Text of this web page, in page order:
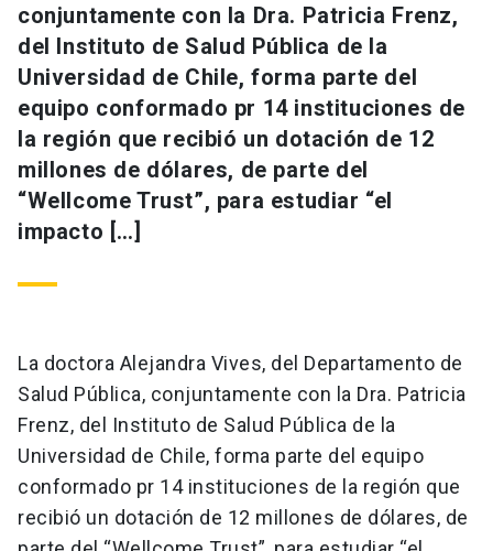
conjuntamente con la Dra. Patricia Frenz,
del Instituto de Salud Pública de la
Universidad de Chile, forma parte del
equipo conformado pr 14 instituciones de
la región que recibió un dotación de 12
millones de dólares, de parte del
“Wellcome Trust”, para estudiar “el
impacto […]
La doctora Alejandra Vives, del Departamento de
Salud Pública, conjuntamente con la Dra. Patricia
Frenz, del Instituto de Salud Pública de la
Universidad de Chile, forma parte del equipo
conformado pr 14 instituciones de la región que
recibió un dotación de 12 millones de dólares, de